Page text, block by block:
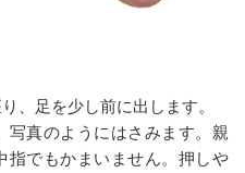
、足を少し前に出します。
写真のようにはさみます。親
指でもかまいません。押しや